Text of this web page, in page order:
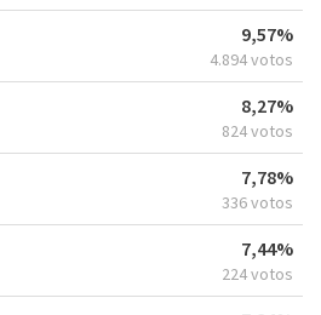
9,57%
4.894 votos
8,27%
824 votos
7,78%
336 votos
7,44%
224 votos